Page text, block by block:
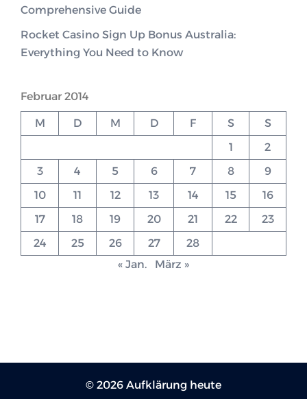
Comprehensive Guide
Rocket Casino Sign Up Bonus Australia:
Everything You Need to Know
Februar 2014
M D M D F S
S
1
2
3
4 5 6 7 8
9
10
11 12 13 14 15
16
17
18 19 20 21 22
23
24
25 26 27
28
« Jan.
März »
© 2026 Aufklärung heute